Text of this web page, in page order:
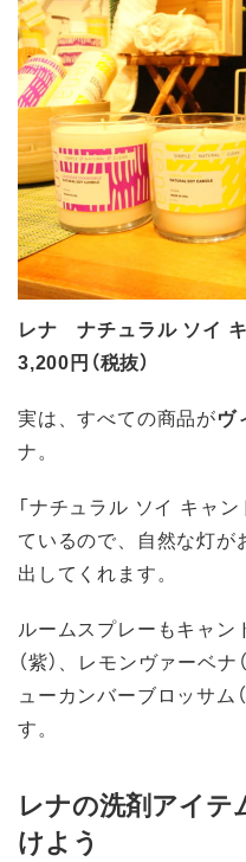
レナ ナチュラル ソイ
3,200円（税抜）
実は、すべての商品がヴ
ナ。
「ナチュラル ソイ キャン
ているので、自然な灯
出してくれます。
ルームスプレーもキャ
（紫）、レモンヴァーベナ
ューカンバーブロッサム
す。
レナの洗剤アイテ
けよう